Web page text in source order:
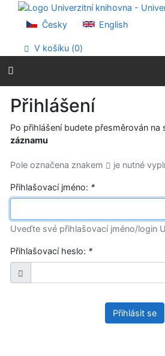
Přejít na obsah
Přejít na menu
Prohlášení o webové přístupnosti
Česky English
V košíku (0)
Přihlášení
Po přihlášení budete přesměrován na
záznamu
Pole označena znakem je nutné
Přihlašovací jméno: *
Uveďte své přihlašovací jméno/login
Přihlašovací heslo: *
Přihlásit se